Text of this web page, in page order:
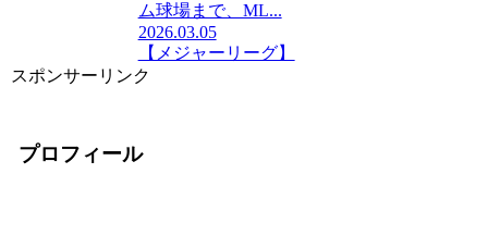
ム球場まで、ML...
2026.03.05
【メジャーリーグ】
スポンサーリンク
プロフィール